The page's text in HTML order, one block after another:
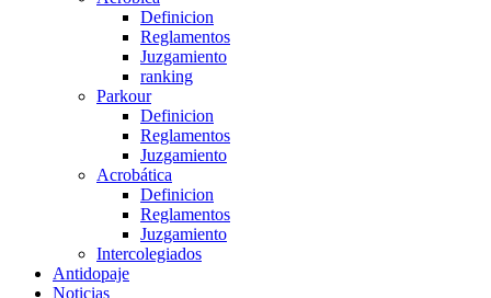
Definicion
Reglamentos
Juzgamiento
ranking
Parkour
Definicion
Reglamentos
Juzgamiento
Acrobática
Definicion
Reglamentos
Juzgamiento
Intercolegiados
Antidopaje
Noticias